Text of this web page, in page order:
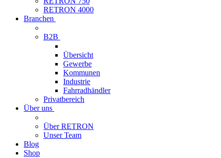
RETRON 4000
Branchen
B2B
Übersicht
Gewerbe
Kommunen
Industrie
Fahrradhändler
Privatbereich
Über uns
Über RETRON
Unser Team
Blog
Shop